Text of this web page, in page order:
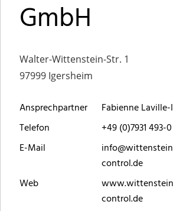
GmbH
Walter-Wittenstein-Str. 1
97999 Igersheim
Ansprechpartner
Fabienne
Telefon
+49 (0)7931 493-0
E-Mail
control.de
Web
control.de